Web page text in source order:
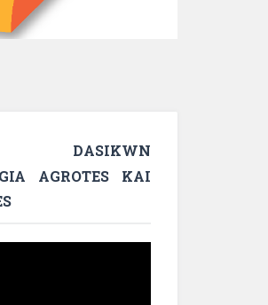
DASIKWN
AGROTES KAI